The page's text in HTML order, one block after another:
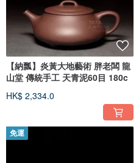
【納瓢】炎黃大地藝術 胖老闆 龍
山堂 傳統手工 天青泥60目 180c
HK$ 2,334.0
免運